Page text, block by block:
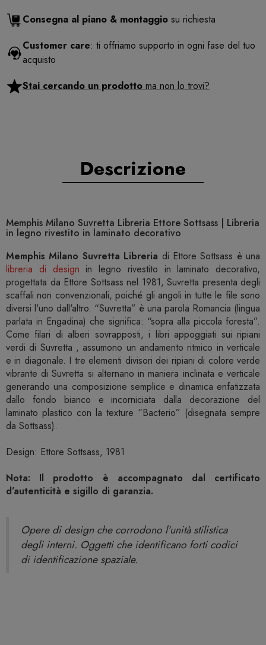
Consegna al piano & montaggio su richiesta
Customer care: ti offriamo supporto in ogni fase del tuo
acquisto
Stai cercando un prodotto ma non lo trovi?
Descrizione
Memphis Milano Suvretta Libreria Ettore Sottsass | Libreria
in legno rivestito in laminato decorativo
Memphis Milano Suvretta Libreria di Ettore Sottsass è una
libreria di design in legno rivestito in laminato decorativo,
progettata da Ettore Sottsass nel 1981, Suvretta presenta degli
scaffali non convenzionali, poiché gli angoli in tutte le file sono
diversi l'uno dall'altro. “Suvretta” è una parola Romancia (lingua
parlata in Engadina) che significa: “sopra alla piccola foresta”.
Come filari di alberi sovrapposti, i libri appoggiati sui ripiani
verdi di Suvretta , assumono un andamento ritmico in verticale
e in diagonale. I tre elementi divisori dei ripiani di colore verde
vibrante di Suvretta si alternano in maniera inclinata e verticale
generando una composizione semplice e dinamica enfatizzata
dallo fondo bianco e incorniciata dalla decorazione del
laminato plastico con la texture “Bacterio” (disegnata sempre
da Sottsass).
Design: Ettore Sottsass, 1981
Nota: Il prodotto è accompagnato dal certificato
d’autenticità e sigillo di garanzia.
Opere di design che corrodono l’unità stilistica
degli interni. Oggetti che identificano forti codici
di identificazione spaziale.